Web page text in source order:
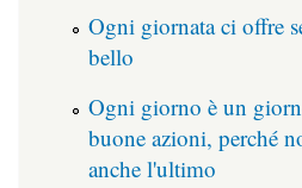
Ogni giornata ci offre
bello
Ogni giorno è un
buone azioni, perché
anche l'ultimo